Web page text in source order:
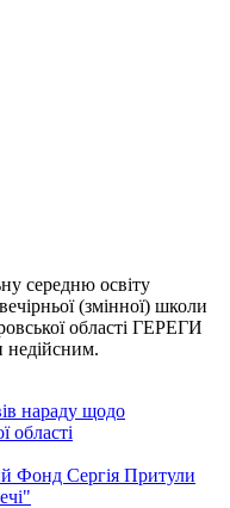
середню освіту
(змінної) школи
області ГЕРЕГИ
недійсним.
нараду щодо
області
Фонд Сергія Притули